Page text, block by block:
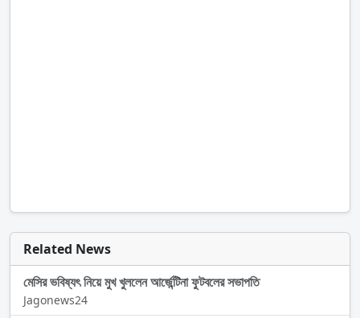
Related News
মেসির ভবিষ্যৎ নিয়ে মুখ খুললেন আর্জেন্টিনা ফুটবলের সভাপতি
Jagonews24